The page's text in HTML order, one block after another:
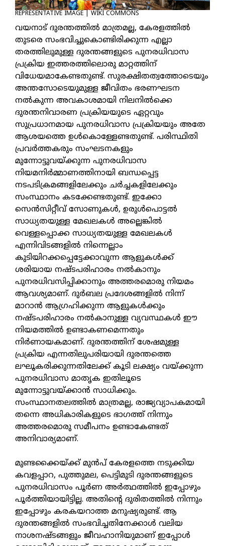
REPRESENTATIVE IMAGE | WIKI COMMONS
വയനാട് ദുരന്തത്തില്‍ മാത്രമല്ല, കേരളത്തില്‍
തുടരെ സംഭവിച്ചുകൊണ്ടിരിക്കുന്ന എല്ലാ
തരത്തിലുമുള്ള ദുരന്തങ്ങളുടെ പുനരധിവാസ
പ്രക്രിയ ഇത്തരത്തിലൊരു മാറ്റത്തിന്
വിധേയമാകേണ്ടതുണ്ട്. സുരക്ഷിതത്വത്തോടെയും
അന്തസോടെയുമുള്ള ജീവിതം ഭരണഘടന
നല്‍കുന്ന അവകാശമായി നിലനില്‍ക്കെ
ദുരന്തനിവാരണ പ്രക്രിയയുടെ ഏറ്റവും
സുപ്രധാനമായ പുനരധിവാസ പ്രക്രിയയും അതേ
ആശയത്തെ ഉള്‍കൊള്ളേണ്ടതുണ്ട്. പരിസ്ഥിതി
പ്രവര്‍ത്തകരും സംഘടനകളും
മുന്നോട്ടുവയ്ക്കുന്ന പുനരധിവാസ
നിയമനിര്‍മ്മാണത്തിനായി ബന്ധപ്പെട്ട
നടപടിക്രമങ്ങളിലേക്കും ചര്‍ച്ചകളിലേക്കും
സംസ്ഥാനം കടക്കേണ്ടതുണ്ട്. ഇക്കോ
സെന്‍സിറ്റീവ് സോണുകള്‍, ഉരുള്‍പൊട്ടല്‍
സാധ്യതയുള്ള മേഖലകള്‍ അല്ലെങ്കില്‍
വെള്ളപ്പൊക്ക സാധ്യതയുള്ള മേഖലകള്‍
എന്നിവിടങ്ങളില്‍ നിന്നെല്ലാം
കുടിയിറക്കപ്പെട്ടേക്കാവുന്ന ആളുകള്‍ക്ക്
ശരിയായ നഷ്ടപരിഹാരം നല്‍കാനും
പുനരധിവസിപ്പിക്കാനും അത്തരമൊരു നിയമം
ആവശ്യമാണ്. ദുര്‍ബല പ്രദേശങ്ങളില്‍ നിന്ന്
മാറാന്‍ ആഗ്രഹിക്കുന്ന ആളുകള്‍ക്കും
നഷ്ടപരിഹാരം നല്‍കാനുള്ള വ്യവസ്ഥകള്‍ ഈ
നിയമത്തില്‍ ഉണ്ടാകണമെന്നതും
നിര്‍ണായകമാണ്. ദുരന്തത്തിന് ശേഷമുള്ള
പ്രക്രിയ എന്നതിലുപരിയായി ദുരന്തത്തെ
ലഘൂകരിക്കുന്നതിലേക്ക് കൂടി ലക്ഷ്യം വയ്ക്കുന്ന
പുനരധിവാസ മാതൃക ഇതിലൂടെ
മുന്നോട്ടുവയ്ക്കാന്‍ സാധിക്കും.
സംസ്ഥാനതലത്തില്‍ മാത്രമല്ല, രാജ്യവ്യാപകമായി
തന്നെ അധികാരികളുടെ ഭാഗത്ത് നിന്നും
അത്തരമൊരു സമീപനം ഉണ്ടാകേണ്ടത്
അനിവാര്യമാണ്.
മുണ്ടക്കൈയ്ക്ക് മുന്‍പ് കേരളത്തെ നടുക്കിയ
കവളപ്പാറ, പുത്തുമല, പെട്ടിമുടി ദുരന്തങ്ങളുടെ
പുനരധിവാസം പൂര്‍ണ അര്‍ത്ഥത്തില്‍ ഇപ്പോഴും
പൂര്‍ത്തിയായിട്ടില്ല. അതിന്റെ ദുരിതത്തില്‍ നിന്നും
ഇപ്പോഴും കരകയറാത്ത മനുഷ്യരുണ്ട്. ആ
ദുരന്തങ്ങളില്‍ സംഭവിച്ചതിനേക്കാള്‍ വലിയ
നാശനഷ്ടങ്ങളും ജീവഹാനിയുമാണ് ഇപ്പോള്‍